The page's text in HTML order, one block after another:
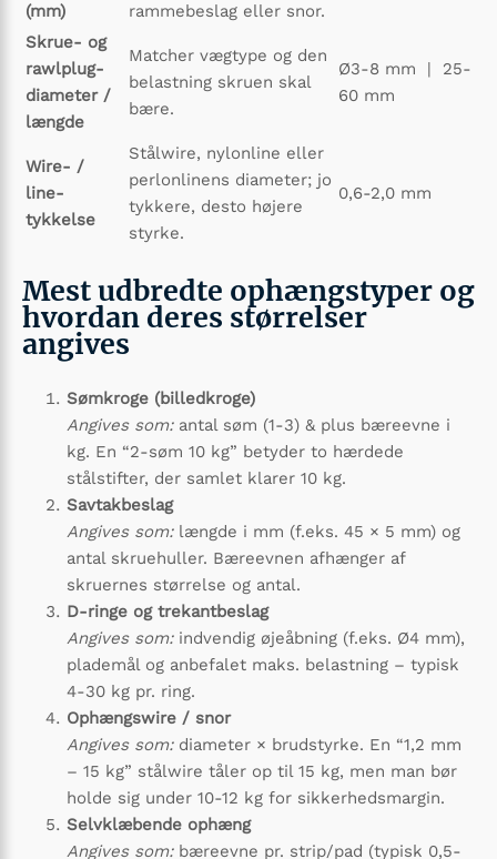
(mm)
rammebeslag eller snor.
Skrue- og
rawlplug-
diameter /
længde
Matcher vægtype og den
belastning skruen skal
bære.
Ø3-8 mm | 25-
60 mm
Wire- /
line-
tykkelse
Stålwire, nylonline eller
perlonlinens diameter; jo
tykkere, desto højere
styrke.
0,6-2,0 mm
Mest udbredte ophængstyper og
hvordan deres størrelser
angives
Sømkroge (billedkroge)
Angives som:antal søm (1-3) & plus bæreevne i
kg. En “2-søm 10 kg” betyder to hærdede
stålstifter, der samlet klarer 10 kg.
Savtakbeslag
Angives som:længde i mm (f.eks. 45 × 5 mm) og
antal skruehuller. Bæreevnen afhænger af
skruernes størrelse og antal.
D-ringe og trekantbeslag
Angives som:indvendig øjeåbning (f.eks. Ø4 mm),
plademål og anbefalet maks. belastning – typisk
4-30 kg pr. ring.
Ophængswire / snor
Angives som:diameter × brudstyrke. En “1,2 mm
– 15 kg” stålwire tåler op til 15 kg, men man bør
holde sig under 10-12 kg for sikkerhedsmargin.
Selvklæbende ophæng
Angives som:bæreevne pr. strip/pad (typisk 0,5-